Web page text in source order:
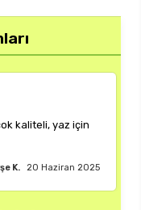
Her kombinime uyum
Burak M. 18